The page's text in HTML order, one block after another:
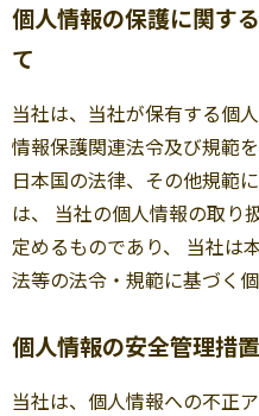
個人情報の保護に関す
て
当社は、当社が保有する個
情報保護関連法令及び規範
日本国の法律、その他規範
は、 当社の個人情報の取り
定めるものであり、 当社は
法等の法令・規範に基づく
個人情報の安全管理措
当社は、個人情報への不正